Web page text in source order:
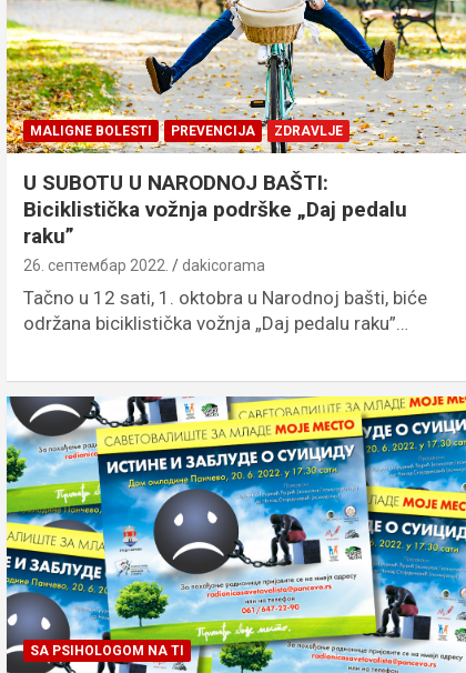
MALIGNE BOLESTI PREVENCIJA ZDRAVLJE
U SUBOTU U NARODNOJ BAŠTI:
Biciklistička vožnja podrške „Daj pedalu
raku”
26. септембар 2022. dakicorama
Tačno u 12 sati, 1. oktobra u Narodnoj bašti, biće
održana biciklistička vožnja „Daj pedalu raku”…
SA PSIHOLOGOM NA TI